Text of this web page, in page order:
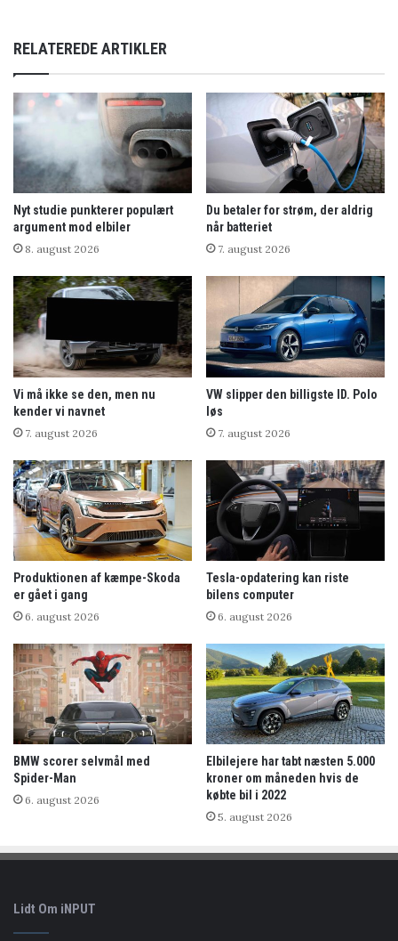
RELATEREDE ARTIKLER
Nyt studie punkterer populært
argument mod elbiler
8. august 2026
Du betaler for strøm, der aldrig
når batteriet
7. august 2026
Vi må ikke se den, men nu
kender vi navnet
7. august 2026
VW slipper den billigste ID. Polo
løs
7. august 2026
Produktionen af kæmpe-Skoda
er gået i gang
6. august 2026
Tesla-opdatering kan riste
bilens computer
6. august 2026
BMW scorer selvmål med
Spider-Man
6. august 2026
Elbilejere har tabt næsten 5.000
kroner om måneden hvis de
købte bil i 2022
5. august 2026
Lidt Om iNPUT